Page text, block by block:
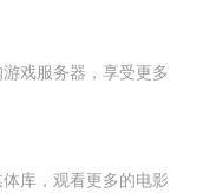
戏服务器，享受更多
库，观看更多的电影